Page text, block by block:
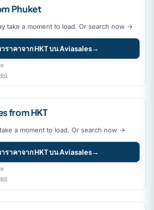
Phuket
take a moment to load. Or search now →
ราคาจาก HKT บน Aviasales→
ยด
from HKT
a moment to load. Or search now →
ราคาจาก HKT บน Aviasales→
ยด